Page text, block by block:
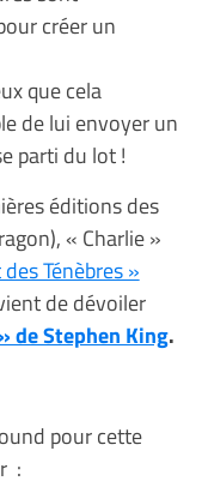
créer un
que cela
de lui envoyer un
parti du lot !
éditions des
« Charlie »
Ténèbres »
de dévoiler
de Stephen King.
pour cette
: